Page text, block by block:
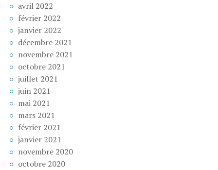
avril 2022
février 2022
janvier 2022
décembre 2021
novembre 2021
octobre 2021
juillet 2021
juin 2021
mai 2021
mars 2021
février 2021
janvier 2021
novembre 2020
octobre 2020